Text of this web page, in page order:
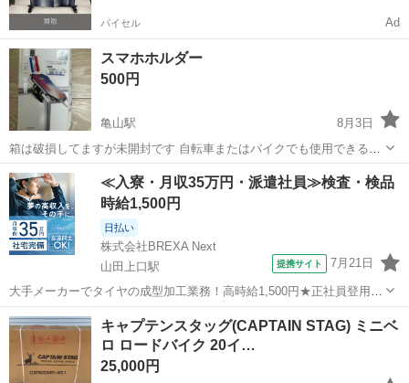
バイセル Ad
スマホホルダー
500円
亀山駅
8月3日
箱は破損してますが未開封です 自転車またはバイクでも使用できると
思います 取りに来て頂ける方限定
三重 亀山市 亀山駅 自転車
≪入寮・月収35万円・派遣社員≫検査・検品
時給1,500円
日払い
株式会社BREXA Next
山田上口駅
提携サイト 7月21日
大手メーカーでタイヤの成型加工業務！高時給1,500円★正社員登用制
度あり！ワンルーム寮完備！マイカー通勤OK！無料駐車場あり！《三
重県伊勢市》 人気の工場のお仕事 ◇タイヤの製造◇ トラック・バ
ス・RV車用を中心とした...
三重 伊勢市 山田上口駅 その他
キャプテンスタッグ(CAPTAIN STAG) ミニベ
ロ ロードバイク 20イ…
25,000円